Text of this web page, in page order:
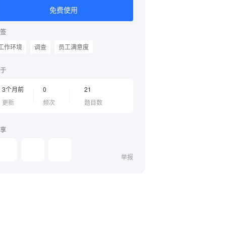
免费使用
作环境 调查 员工满意度
3个月前
更新
0
频次
21
题目数
举报